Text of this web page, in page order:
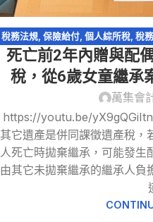
稅務法規 保險給付 個人綜所稅 稅
與稅, 配偶剩餘
死亡前2年內贈與配
稅，從6歲女童繼承
萬集會
https://youtu.be/
其它遺產是併同課徵遺產稅，
人死亡時拋棄繼承，可能發
由其它未拋棄繼承的繼承人負